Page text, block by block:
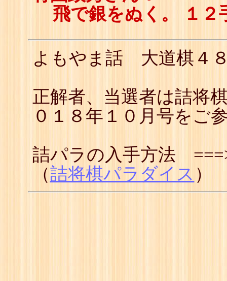
飛で銀をぬく。 １２
よもやま話 大道棋４
正解者、当選者は詰将
０１８年１０月号をご
詰パラの入手方法
（詰将棋パラダイス ）